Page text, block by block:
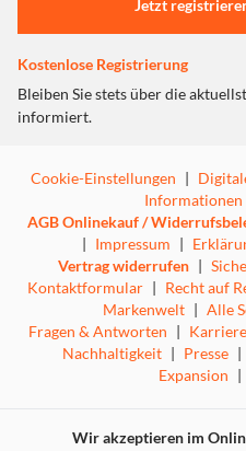
Leg deine Steaks bereit,
Garten mit dem Duft der
Weber aus Buche,
Jetzt
Kostenlose Registrierung
Bleiben Sie stets über die
informiert.
Cookie-Einstellungen |
Informationen
AGB Onlinekauf /
| Impressum |
Vertrag widerrufen |
Kontaktformular | Recht auf
Markenwelt | Alle
Fragen & Antworten |
Nachhaltigkeit | Presse |
Expansion |
Wir akzeptieren im